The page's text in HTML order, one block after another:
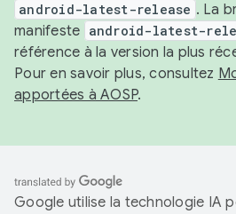
android-latest-release . La
manifeste android-latest-
référence à la version la plus
Pour en savoir plus, consultez
apportées à AOSP.
Google utilise la technologie IA